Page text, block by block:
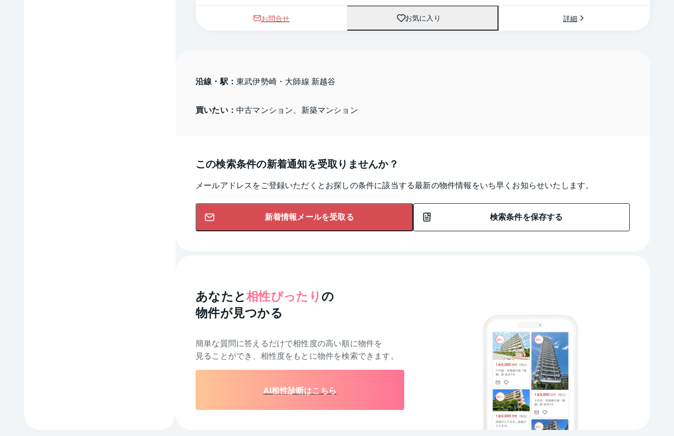
お問合せ お気に入り 詳細
沿線・駅： 東武伊勢崎・大師線 新越谷
買いたい： 中古マンション、新築マンション
この検索条件の新着通知を受取りませんか？
メールアドレスをご登録いただくとお探しの条件に該当する最新の物件情報をいち早くお知らせいたします。
新着情報メールを受取る 検索条件を保存する
あなたと相性ぴったり の
物件が見つかる
簡単な質問に答えるだけで相性度の高い順に物件を
見ることができ、相性度をもとに物件を検索できます。
AI相性診断はこちら